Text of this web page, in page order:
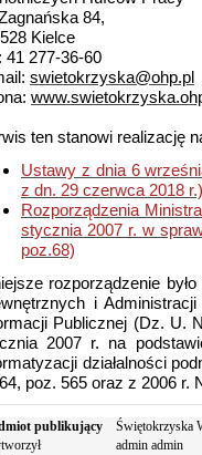
84,
Kielce
41 277-36-60
swietokrzyska@ohp.pl
ten stanowi realizację
Ustawy z dnia 6
z dn. 29 czerwca 2018 r.)
Rozporządzenia
stycznia 2007 r. w
poz.68)
rozporządzenie
i
Publicznej (Dz. U.
2007 r. na
działalności
poz. 565 oraz z 2006 r.
publikujący
Świętokrzyska
admin admin